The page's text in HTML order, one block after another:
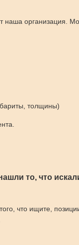
наша организация.
толщины)
то, что
что ищите,